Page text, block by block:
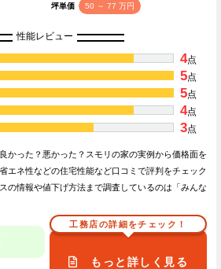
坪単価 50 ～ 77 万円
性能レビュー
4点
5点
5点
4点
3点
かった？悪かった？スモリの家の実例から価格面を
エネ性などの住宅性能など口コミで評判をチェック
の情報や値下げ方法まで調査しているのは「みんな
工務店の詳細をチェック！
もっと詳しく見る